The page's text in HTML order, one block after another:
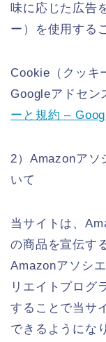
味に応じた広告
ー）を使用する
Cookie（クッキ
Googleアドセン
ーと規約 –
2）Amazonアソ
いて
当サイトは、
の商品を宣伝す
Amazonアソシ
リエイトプログ
することで当サ
できるようにな